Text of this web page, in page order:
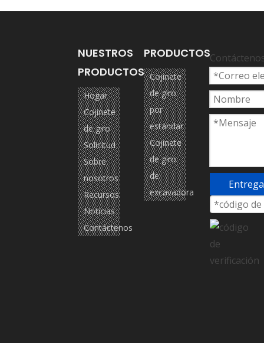
NUESTROS
PRODUCTOS
Hogar
Cojinete
de giro
Solicitud
Sobre
nosotros
Recursos
Noticias
Contáctenos
PRODUCTOS
Cojinete
de giro
por
estándar
Cojinete
de giro
de
excavadora